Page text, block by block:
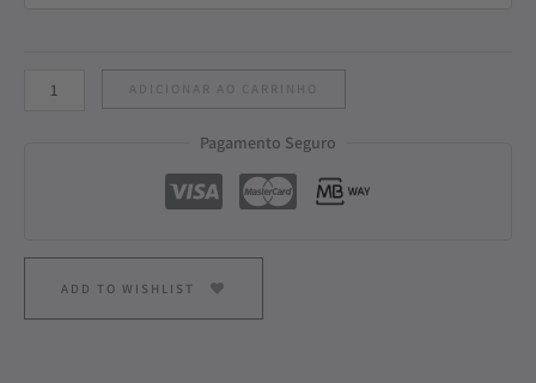
ADICIONAR AO CARRINHO
Pagamento Seguro
ADD TO WISHLIST